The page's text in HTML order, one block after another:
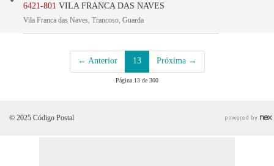
6421-801 VILA FRANCA DAS NAVES
Vila Franca das Naves, Trancoso, Guarda
← Anterior 13 Próxima →
Página 13 de 300
© 2025 Código Postal